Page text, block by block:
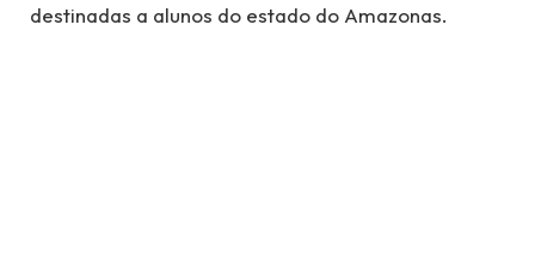
destinadas a alunos do estado do Amazonas.